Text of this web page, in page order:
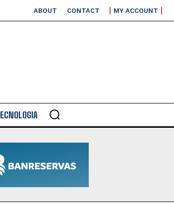
ABOUT CONTACT MY ACCOUNT